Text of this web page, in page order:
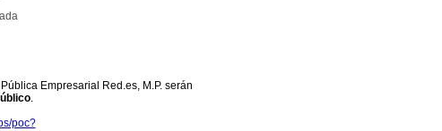
Empresarial Red.es, M.P. serán
.
poc?